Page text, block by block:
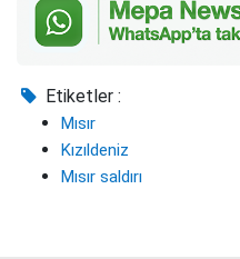
Etiketler :
Mısır
Kızıldeniz
Mısır saldırı